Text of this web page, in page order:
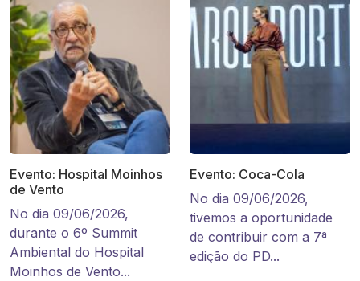
Evento: Hospital Moinhos
de Vento
No dia 09/06/2026,
durante o 6º Summit
Ambiental do Hospital
Moinhos de Vento...
Evento: Coca-Cola
No dia 09/06/2026,
tivemos a oportunidade
de contribuir com a 7ª
edição do PD...